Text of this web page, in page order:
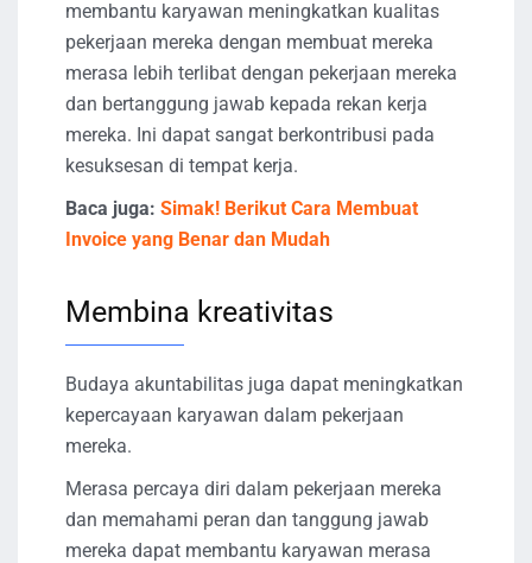
membantu karyawan meningkatkan kualitas
pekerjaan mereka dengan membuat mereka
merasa lebih terlibat dengan pekerjaan mereka
dan bertanggung jawab kepada rekan kerja
mereka. Ini dapat sangat berkontribusi pada
kesuksesan di tempat kerja.
Baca juga: Simak! Berikut Cara Membuat
Invoice yang Benar dan Mudah
Membina kreativitas
Budaya akuntabilitas juga dapat meningkatkan
kepercayaan karyawan dalam pekerjaan
mereka.
Merasa percaya diri dalam pekerjaan mereka
dan memahami peran dan tanggung jawab
mereka dapat membantu karyawan merasa